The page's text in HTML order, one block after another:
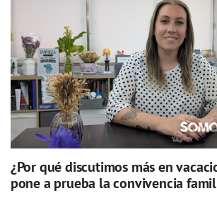
¿Por qué discutimos más en
pone a prueba la convivencia